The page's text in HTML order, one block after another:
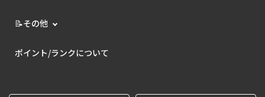
📝その他
ポイント/ランクについて